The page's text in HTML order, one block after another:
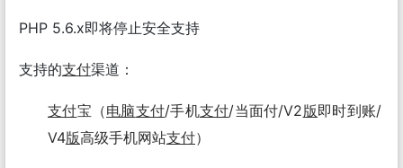
PHP 5.6.x即将停止安全支持
支持的支付渠道：
支付宝（电脑支付/手机支付/当面付/V2版即时到账/
V4版高级手机网站支付）